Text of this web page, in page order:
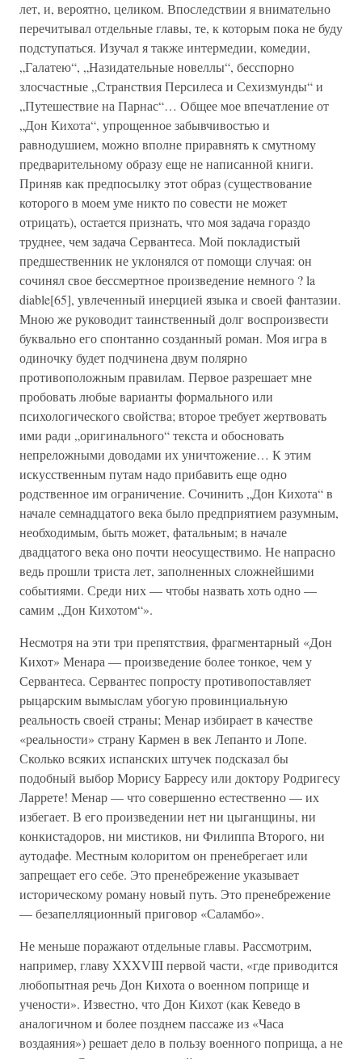
лет, и, вероятно, целиком. Впоследствии я внимательно
перечитывал отдельные главы, те, к которым пока не буду
подступаться. Изучал я также интермедии, комедии,
„Галатею“, „Назидательные новеллы“, бесспорно
злосчастные „Странствия Персилеса и Сехизмунды“ и
„Путешествие на Парнас“… Общее мое впечатление от
„Дон Кихота“, упрощенное забывчивостью и
равнодушием, можно вполне приравнять к смутному
предварительному образу еще не написанной книги.
Приняв как предпосылку этот образ (существование
которого в моем уме никто по совести не может
отрицать), остается признать, что моя задача гораздо
труднее, чем задача Сервантеса. Мой покладистый
предшественник не уклонялся от помощи случая: он
сочинял свое бессмертное произведение немного ? la
diable[65], увлеченный инерцией языка и своей фантазии.
Мною же руководит таинственный долг воспроизвести
буквально его спонтанно созданный роман. Моя игра в
одиночку будет подчинена двум полярно
противоположным правилам. Первое разрешает мне
пробовать любые варианты формального или
психологического свойства; второе требует жертвовать
ими ради „оригинального“ текста и обосновать
непреложными доводами их уничтожение… К этим
искусственным путам надо прибавить еще одно
родственное им ограничение. Сочинить „Дон Кихота“ в
начале семнадцатого века было предприятием разумным,
необходимым, быть может, фатальным; в начале
двадцатого века оно почти неосуществимо. Не напрасно
ведь прошли триста лет, заполненных сложнейшими
событиями. Среди них — чтобы назвать хоть одно —
самим „Дон Кихотом“».
Несмотря на эти три препятствия, фрагментарный «Дон
Кихот» Менара — произведение более тонкое, чем у
Сервантеса. Сервантес попросту противопоставляет
рыцарским вымыслам убогую провинциальную
реальность своей страны; Менар избирает в качестве
«реальности» страну Кармен в век Лепанто и Лопе.
Сколько всяких испанских штучек подсказал бы
подобный выбор Морису Барресу или доктору Родригесу
Ларрете! Менар — что совершенно естественно — их
избегает. В его произведении нет ни цыганщины, ни
конкистадоров, ни мистиков, ни Филиппа Второго, ни
аутодафе. Местным колоритом он пренебрегает или
запрещает его себе. Это пренебрежение указывает
историческому роману новый путь. Это пренебрежение
— безапелляционный приговор «Саламбо».
Не меньше поражают отдельные главы. Рассмотрим,
например, главу XXXVIII первой части, «где приводится
любопытная речь Дон Кихота о военном поприще и
учености». Известно, что Дон Кихот (как Кеведо в
аналогичном и более позднем пассаже из «Часа
воздаяния») решает дело в пользу военного поприща, а не